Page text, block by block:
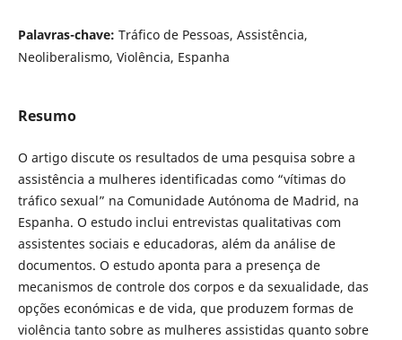
Palavras-chave: Tráfico de Pessoas, Assistência,
Neoliberalismo, Violência, Espanha
Resumo
O artigo discute os resultados de uma pesquisa sobre a
assistência a mulheres identificadas como “vítimas do
tráfico sexual” na Comunidade Autónoma de Madrid, na
Espanha. O estudo inclui entrevistas qualitativas com
assistentes sociais e educadoras, além da análise de
documentos. O estudo aponta para a presença de
mecanismos de controle dos corpos e da sexualidade, das
opções económicas e de vida, que produzem formas de
violência tanto sobre as mulheres assistidas quanto sobre